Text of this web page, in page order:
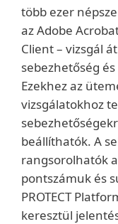
több ezer
az Adobe
Client – vizsgál
sebezhetőség
Ezekhez az
vizsgálatokhoz
beállíthatók. A
rangsorolhatók
pontszámuk és
PROTECT
keresztül